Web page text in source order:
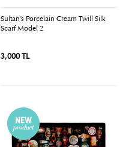
Sultan’s Porcelain Cream Twill Silk
Scarf Model 2
3,000 TL